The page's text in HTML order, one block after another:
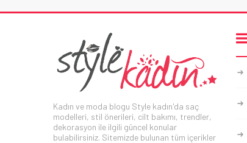
Kadın ve moda blogu Style kadın'da saç
modelleri, stil önerileri, cilt bakımı, trendler,
dekorasyon ile ilgili güncel konular
bulabilirsiniz. Sitemizde bulunan tüm içerikler